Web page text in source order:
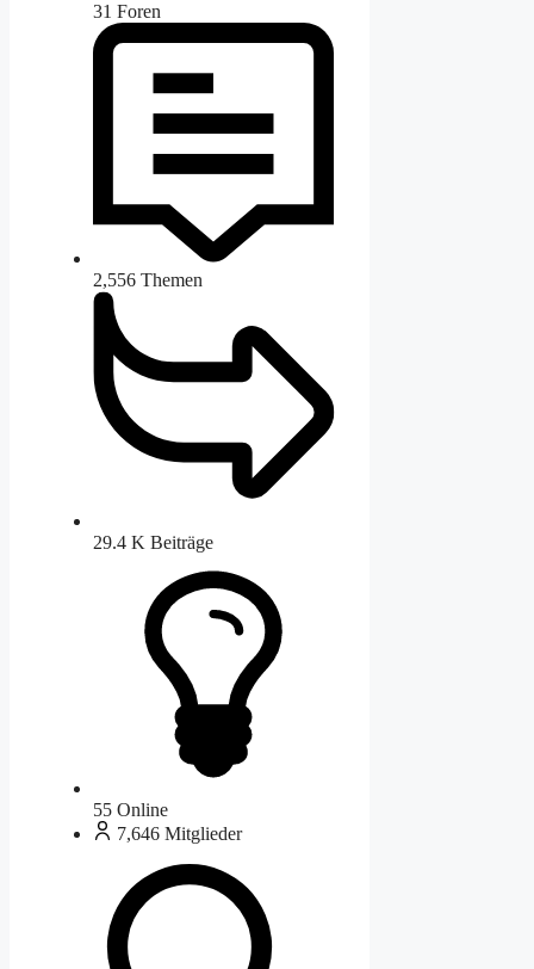
31 Foren
2,556 Themen
29.4 K Beiträge
55 Online
7,646 Mitglieder